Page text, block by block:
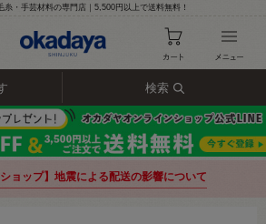
糸・手芸材料の専門店｜5,500円以上で送料無料！
検索
ショップ】地震による配送の影響について